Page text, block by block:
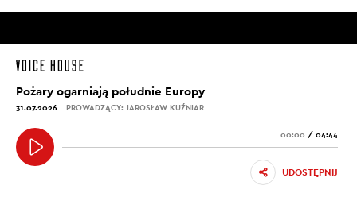
Pożary ogarniają południe Europy
31.07.2026 PROWADZĄCY: JAROSŁAW KUŹNIAR
00:00 / 04:44
UDOSTĘPNIJ